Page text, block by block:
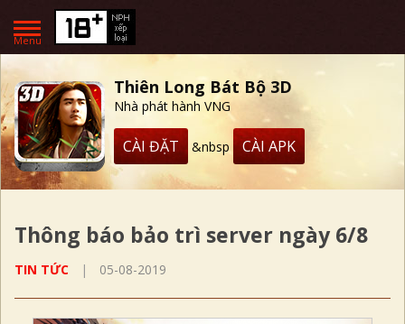
Menu
Thiên Long Bát Bộ 3D
Nhà phát hành VNG
CÀI ĐẶT &nbsp CÀI APK
Thông báo bảo trì server ngày 6/8
TIN TỨC | 05-08-2019